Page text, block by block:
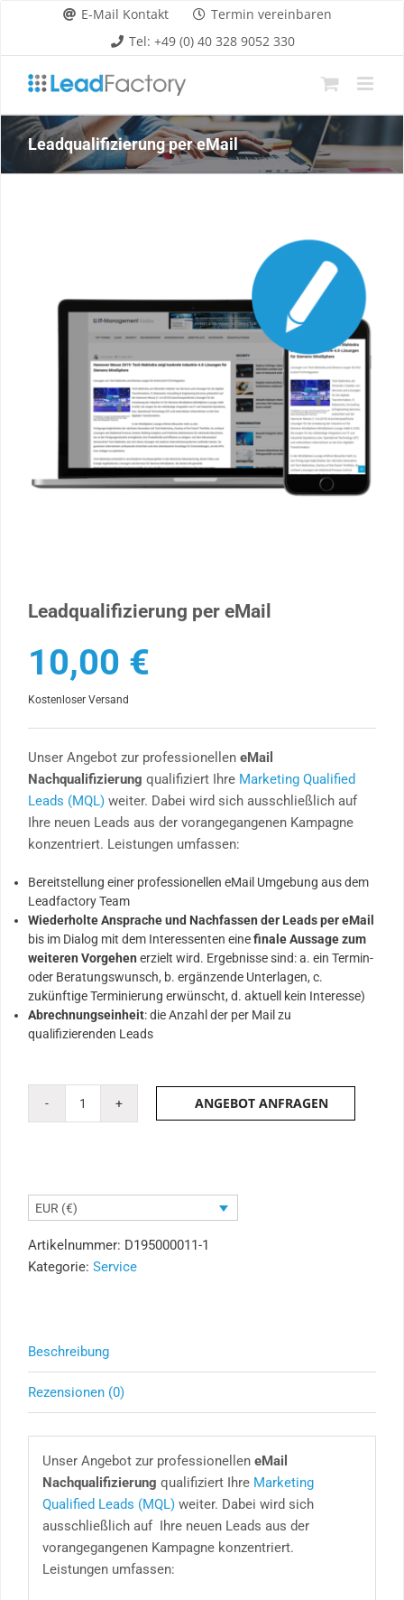
springen
E-Mail Kontakt
Termin vereinbaren
Tel: +49 (0) 40 328 9052 330
Leadqualifizierung per eMail
Leadqualifizierung per eMail
10,00 €
Kostenloser Versand
Unser Angebot zur professionellen eMail
Nachqualifizierung qualifiziert Ihre Marketing Qualified
Leads (MQL) weiter. Dabei wird sich ausschließlich auf
Ihre neuen Leads aus der vorangegangenen Kampagne
konzentriert. Leistungen umfassen:
Bereitstellung einer professionellen eMail Umgebung aus dem
Leadfactory Team
Wiederholte Ansprache und Nachfassen der Leads per eMail
bis im Dialog mit dem Interessenten einefinale Aussage zum
weiteren Vorgehen erzielt wird. Ergebnisse sind: a. ein Termin-
oder Beratungswunsch, b. ergänzende Unterlagen, c.
zukünftige Terminierung erwünscht, d. aktuell kein Interesse)
Abrechnungseinheit: die Anzahl der per Mail zu
qualifizierenden Leads
Leadqualifizierung
ANGEBOT ANFRAGEN
EUR (€)
Artikelnummer: D195000011-1
Kategorie: Service
Beschreibung
Rezensionen (0)
Unser Angebot zur professionelleneMail
Nachqualifizierung qualifiziert Ihre Marketing
Qualified Leads (MQL) weiter. Dabei wird sich
ausschließlich auf Ihre neuen Leads aus der
vorangegangenen Kampagne konzentriert.
Leistungen umfassen: